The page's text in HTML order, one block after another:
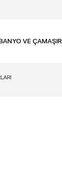
VE ÇAMAŞIR